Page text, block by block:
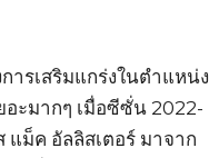
ารเสริมแกร่งในตำแหน่ง
ะมากๆ เมื่อซีซั่น 2022-
แม็ค อัลลิสเตอร์ มาจาก